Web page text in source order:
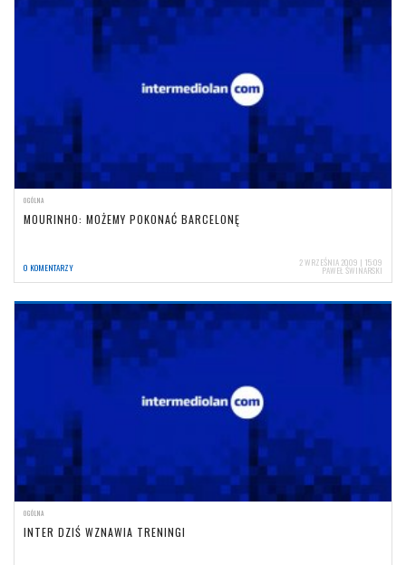
OGÓLNA
MOURINHO: MOŻEMY POKONAĆ BARCELONĘ
0 KOMENTARZY 2 WRZEŚNIA 2009 | 15:09
PAWEŁ ŚWINARSKI
OGÓLNA
INTER DZIŚ WZNAWIA TRENINGI